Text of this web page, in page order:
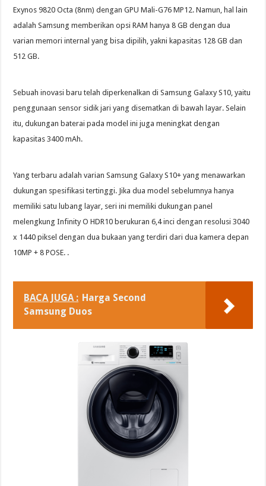
Exynos 9820 Octa (8nm) dengan GPU Mali-G76 MP12. Namun, hal lain
adalah Samsung memberikan opsi RAM hanya 8 GB dengan dua
varian memori internal yang bisa dipilih, yakni kapasitas 128 GB dan
512 GB.
Sebuah inovasi baru telah diperkenalkan di Samsung Galaxy S10, yaitu
penggunaan sensor sidik jari yang disematkan di bawah layar. Selain
itu, dukungan baterai pada model ini juga meningkat dengan
kapasitas 3400 mAh.
Yang terbaru adalah varian Samsung Galaxy S10+ yang menawarkan
dukungan spesifikasi tertinggi. Jika dua model sebelumnya hanya
memiliki satu lubang layar, seri ini memiliki dukungan panel
melengkung Infinity O HDR10 berukuran 6,4 inci dengan resolusi 3040
x 1440 piksel dengan dua bukaan yang terdiri dari dua kamera depan
10MP + 8 POSE. .
BACA JUGA : Harga Second
Samsung Duos